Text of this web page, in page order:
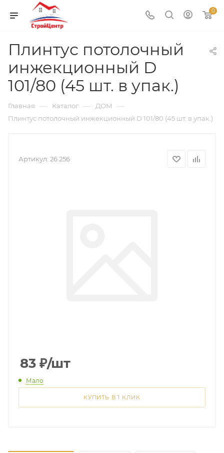
0
Плинтус потолочный
инжекционный D
101/80 (45 шт. в упак.)
Главная — Каталог — ДОМ —
Плинтус потолочный инжекционный D 101/80 (45 шт. в упак.)
Артикул: 26 256
83 ₽/шт
Мало
КУПИТЬ В 1 КЛИК